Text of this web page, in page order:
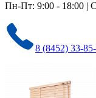
Пн-Пт: 9:00 - 18:00 |
8 (8452) 33-